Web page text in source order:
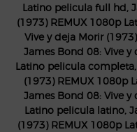
Latino pelicula full hd,
(1973) REMUX 1080p
Vive y deja Morir
James Bond 08: Vive y
Latino pelicula
(1973) REMUX 1080p
James Bond 08: Vive y
Latino pelicula latino,
(1973) REMUX 1080p